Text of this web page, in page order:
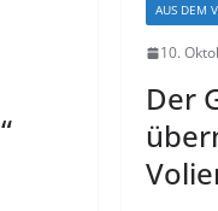
AUS DEM
10.
Der